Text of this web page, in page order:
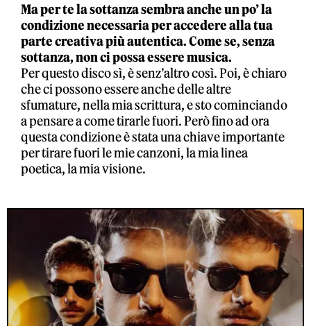
Ma per te la sottanza sembra anche un po’ la
condizione necessaria per accedere alla tua
parte creativa più autentica. Come se, senza
sottanza, non ci possa essere musica.
Per questo disco sì, è senz’altro così. Poi, è chiaro
che ci possono essere anche delle altre
sfumature, nella mia scrittura, e sto cominciando
a pensare a come tirarle fuori. Però fino ad ora
questa condizione è stata una chiave importante
per tirare fuori le mie canzoni, la mia linea
poetica, la mia visione.